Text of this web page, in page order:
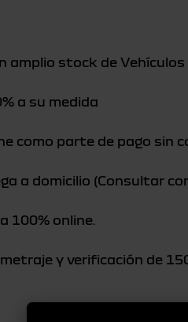
amplio stock de Vehículos
a su medida
como parte de pago sin
a domicilio (Consultar
100% online.
y verificación de